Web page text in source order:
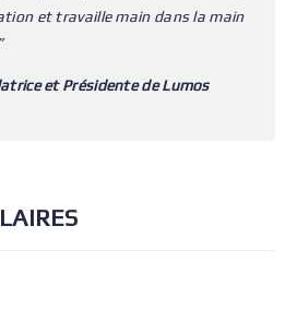
et travaille main dans la main
et Présidente de Lumos